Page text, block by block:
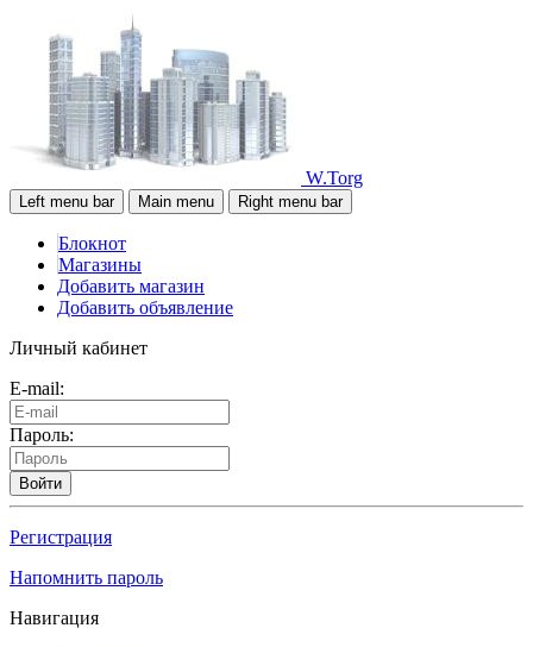
W.Torg
Left menu bar Main menu Right menu bar
Блокнот
Магазины
Добавить магазин
Добавить объявление
Личный кабинет
E-mail:
Пароль:
Войти
Регистрация
Напомнить пароль
Навигация